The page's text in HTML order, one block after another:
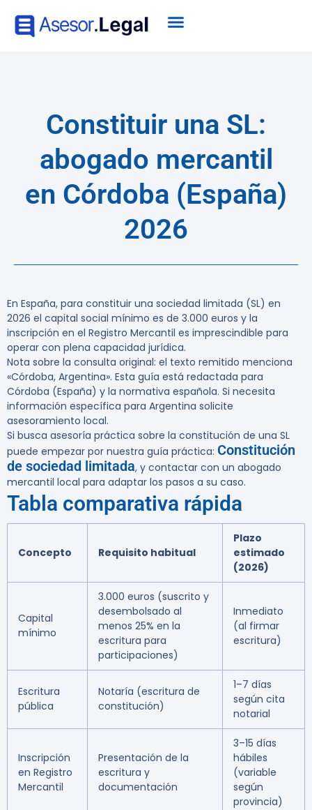
Constituir una SL:
abogado mercantil
en Córdoba (España)
2026
En España, para constituir una sociedad limitada (SL) en
2026 el capital social mínimo es de 3.000 euros y la
inscripción en el Registro Mercantil es imprescindible para
operar con plena capacidad jurídica.
Nota sobre la consulta original: el texto remitido menciona
«Córdoba, Argentina». Esta guía está redactada para
Córdoba (España) y la normativa española. Si necesita
información específica para Argentina solicite
asesoramiento local.
Si busca asesoría práctica sobre la constitución de una SL
puede empezar por nuestra guía práctica: Constitución
de sociedad limitada, y contactar con un abogado
mercantil local para adaptar los pasos a su caso.
Tabla comparativa rápida
Concepto Requisito habitual
Plazo
estimado
(2026)
Capital
mínimo
3.000 euros (suscrito y
desembolsado al
menos 25% en la
escritura para
participaciones)
Inmediato
(al firmar
escritura)
Escritura
pública
Notaría (escritura de
constitución)
1–7 días
según cita
notarial
Inscripción
en Registro
Mercantil
Presentación de la
escritura y
documentación
3–15 días
hábiles
(variable
según
provincia)